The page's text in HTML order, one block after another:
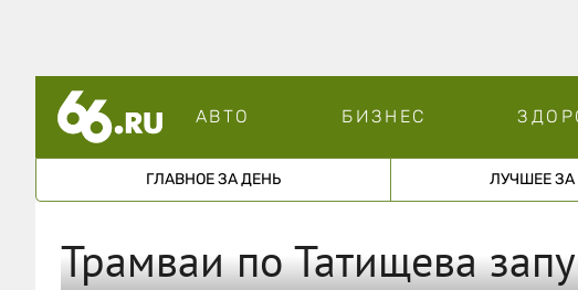
АВТО БИЗНЕС
ГЛАВНОЕ ЗА ДЕНЬ ЛУЧШЕЕ
Трамваи по Татищева